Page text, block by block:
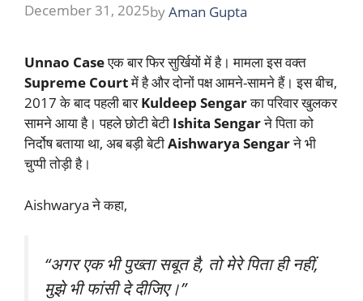
December 31, 2025byAman Gupta
Unnao Caseएक बार फिर सुर्खियों में है। मामला इस वक्त
Supreme Courtमें है और दोनों पक्ष आमने-सामने हैं। इस बीच,
2017 के बाद पहली बारKuldeep Sengarका परिवार खुलकर
सामने आया है। पहले छोटी बेटी Ishita Sengarने पिता को
निर्दोष बताया था, अब बड़ी बेटीAishwarya Sengarने भी
चुप्पी तोड़ी है।
Aishwarya ने कहा,
“अगर एक भी पुख्ता सबूत है, तो मेरे पिता ही नहीं,
मुझे भी फांसी दे दीजिए।”